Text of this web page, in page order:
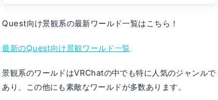
Quest向け景観系の最新ワールド一覧はこちら！
最新のQuest向け景観ワールド一覧
景観系のワールドはVRChatの中でも特に人気のジャンルで
あり、この他にも素敵なワールドが多数あります。